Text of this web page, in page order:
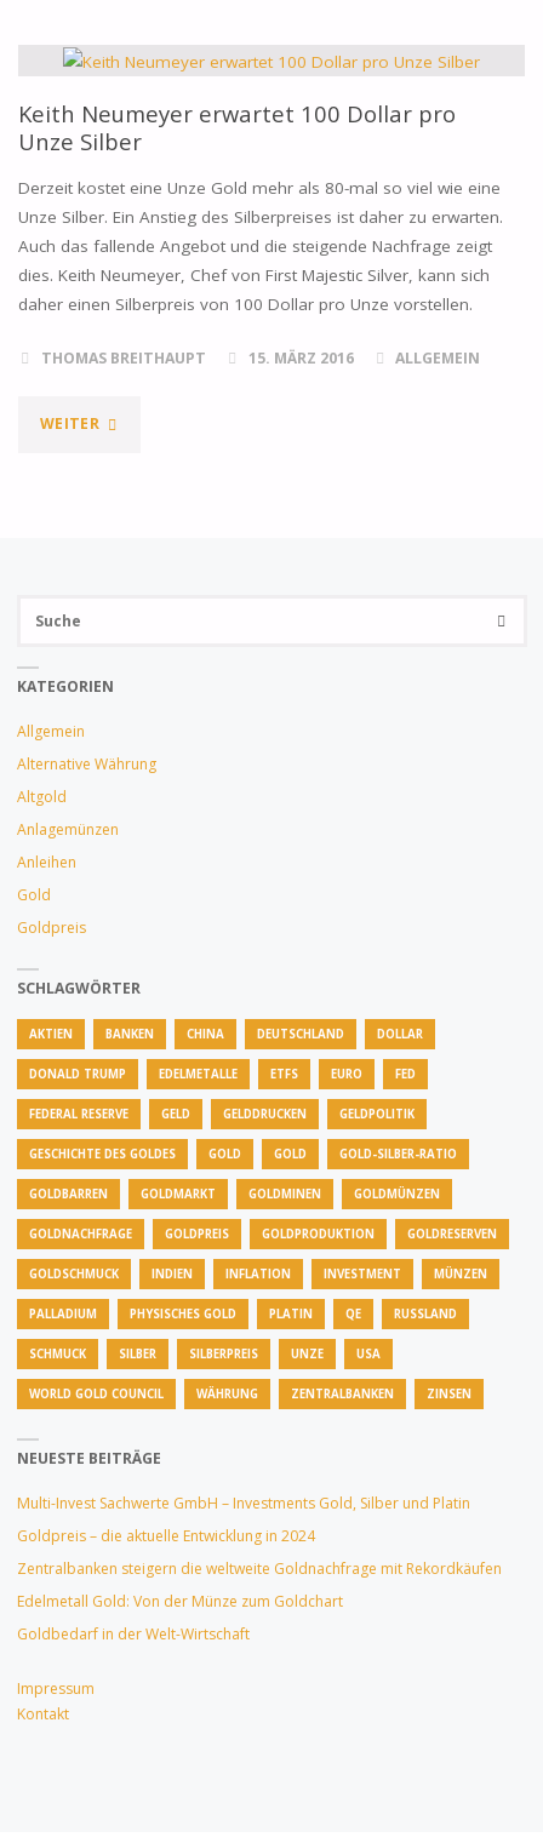
KEINE
INFLATIONSABSICHERUNG
MEHR?"
Keith Neumeyer erwartet 100 Dollar pro
Unze Silber
Derzeit kostet eine Unze Gold mehr als 80-mal so viel wie eine
Unze Silber. Ein Anstieg des Silberpreises ist daher zu erwarten.
Auch das fallende Angebot und die steigende Nachfrage zeigt
dies. Keith Neumeyer, Chef von First Majestic Silver, kann sich
daher einen Silberpreis von 100 Dollar pro Unze vorstellen.
THOMAS BREITHAUPT 15. MÄRZ 2016 ALLGEMEIN
WEITER"KEITH
SILBER"
SUCHE
KATEGORIEN
Allgemein
Alternative Währung
Altgold
Anlagemünzen
Anleihen
Gold
Goldpreis
SCHLAGWÖRTER
AKTIEN BANKEN CHINA DEUTSCHLAND DOLLAR
DONALD TRUMP EDELMETALLE ETFS EURO FED
FEDERAL RESERVE GELD GELDDRUCKEN GELDPOLITIK
GESCHICHTE DES GOLDES GOLD GOLD GOLD-SILBER-RATIO
GOLDBARREN GOLDMARKT GOLDMINEN GOLDMÜNZEN
GOLDNACHFRAGE GOLDPREIS GOLDPRODUKTION GOLDRESERVEN
GOLDSCHMUCK INDIEN INFLATION INVESTMENT MÜNZEN
PALLADIUM PHYSISCHES GOLD PLATIN QE RUSSLAND
SCHMUCK SILBER SILBERPREIS UNZE USA
WORLD GOLD COUNCIL WÄHRUNG ZENTRALBANKEN ZINSEN
NEUESTE BEITRÄGE
Multi-Invest Sachwerte GmbH – Investments Gold, Silber und Platin
Goldpreis – die aktuelle Entwicklung in 2024
Zentralbanken steigern die weltweite Goldnachfrage mit Rekordkäufen
Edelmetall Gold: Von der Münze zum Goldchart
Goldbedarf in der Welt-Wirtschaft
Impressum
Kontakt